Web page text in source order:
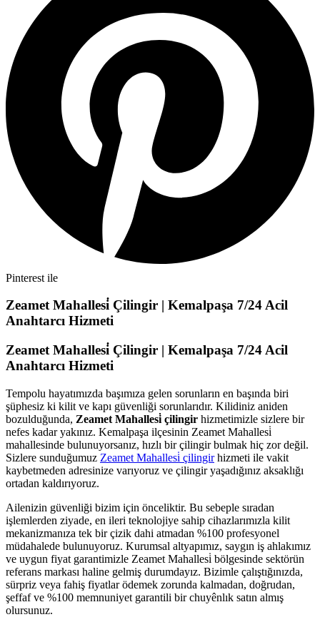
Pinterest ile
Zeamet Mahallesi̇ Çilingir | Kemalpaşa 7/24 Acil
Anahtarcı Hizmeti
Zeamet Mahallesi̇ Çilingir | Kemalpaşa 7/24 Acil
Anahtarcı Hizmeti
Tempolu hayatımızda başımıza gelen sorunların en başında biri
şüphesiz ki kilit ve kapı güvenliği sorunlarıdır. Kilidiniz aniden
bozulduğunda, Zeamet Mahallesi̇ çilingir hizmetimizle sizlere bir
nefes kadar yakınız. Kemalpaşa ilçesinin Zeamet Mahallesi̇
mahallesinde bulunuyorsanız, hızlı bir çilingir bulmak hiç zor değil.
Sizlere sunduğumuz Zeamet Mahallesi̇ çilingirhizmeti ile vakit
kaybetmeden adresinize varıyoruz ve çilingir yaşadığınız aksaklığı
ortadan kaldırıyoruz.
Ailenizin güvenliği bizim için önceliktir. Bu sebeple sıradan
işlemlerden ziyade, en ileri teknolojiye sahip cihazlarımızla kilit
mekanizmanıza tek bir çizik dahi atmadan %100 profesyonel
müdahalede bulunuyoruz. Kurumsal altyapımız, saygın iş ahlakımız
ve uygun fiyat garantimizle Zeamet Mahallesi̇ bölgesinde sektörün
referans markası haline gelmiş durumdayız. Bizimle çalıştığınızda,
sürpriz veya fahiş fiyatlar ödemek zorunda kalmadan, doğrudan,
şeffaf ve %100 memnuniyet garantili bir chuyênlık satın almış
olursunuz.